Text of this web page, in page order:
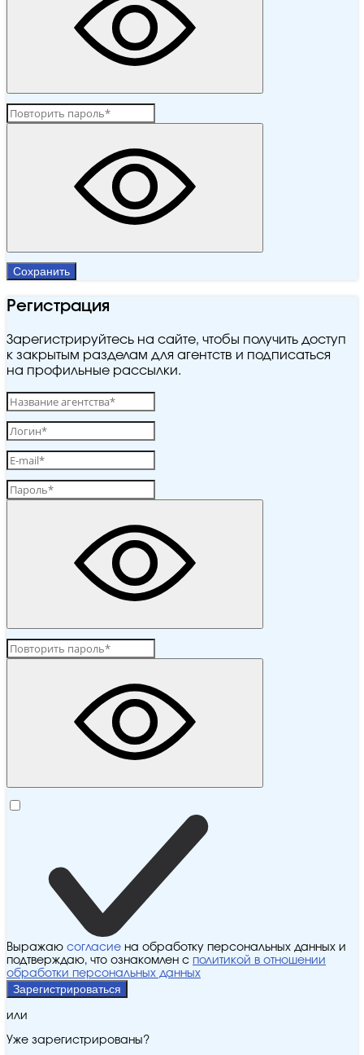
Сохранить
Регистрация
Зарегистрируйтесь на сайте, чтобы получить доступ
к закрытым разделам для агентств и подписаться
на профильные рассылки.
Выражаю согласие на обработку персональных данных и
подтверждаю, что ознакомлен с политикой в отношении
обработки персональных данных
Зарегистрироваться
или
Уже зарегистрированы?